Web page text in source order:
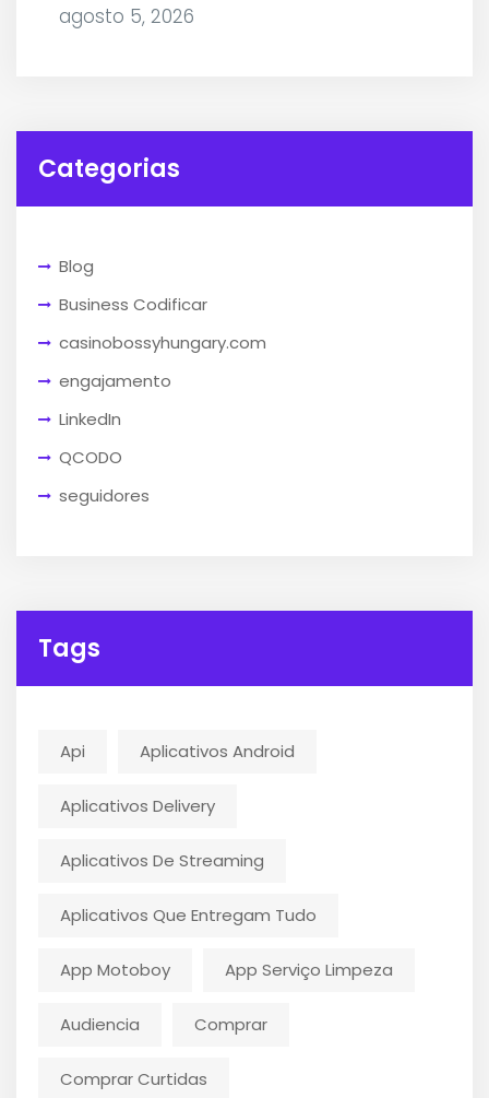
agosto 5, 2026
Categorias
Blog
Business Codificar
casinobossyhungary.com
engajamento
LinkedIn
QCODO
seguidores
Tags
Api Aplicativos Android
Aplicativos Delivery
Aplicativos De Streaming
Aplicativos Que Entregam Tudo
App Motoboy App Serviço Limpeza
Audiencia Comprar
Comprar Curtidas